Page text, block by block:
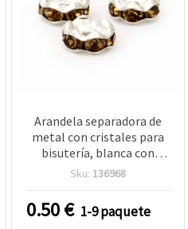
Arandela separadora de
metal con cristales para
bisutería, blanca con
zigzag marrón, 8 x 3,5
pack de 10 uds
Sku: 136968
0.50€ 1-9 paquete